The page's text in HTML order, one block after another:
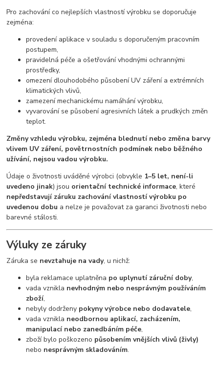
Pro zachování co nejlepších vlastností výrobku se doporučuje
zejména:
provedení aplikace v souladu s doporučeným pracovním
postupem,
pravidelná péče a ošetřování vhodnými ochrannými
prostředky,
omezení dlouhodobého působení UV záření a extrémních
klimatických vlivů,
zamezení mechanickému namáhání výrobku,
vyvarování se působení agresivních látek a prudkých změn
teplot.
Změny vzhledu výrobku, zejména blednutí nebo změna barvy
vlivem UV záření, povětrnostních podmínek nebo běžného
užívání, nejsou vadou výrobku.
Údaje o životnosti uváděné výrobci (obvykle 1–5 let, není-li
uvedeno jinak) jsou orientační technické informace, které
nepředstavují záruku zachování vlastností výrobku po
uvedenou dobu a nelze je považovat za garanci životnosti nebo
barevné stálosti.
Výluky ze záruky
Záruka se nevztahuje na vady, u nichž:
byla reklamace uplatněna po uplynutí záruční doby,
vada vznikla nevhodným nebo nesprávným používáním
zboží,
nebyly dodrženy pokyny výrobce nebo dodavatele,
vada vznikla neodbornou aplikací, zacházením,
manipulací nebo zanedbáním péče,
zboží bylo poškozeno působením vnějších vlivů (živly)
nebo nesprávným skladováním.